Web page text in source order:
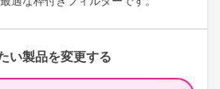
い製品を変更する